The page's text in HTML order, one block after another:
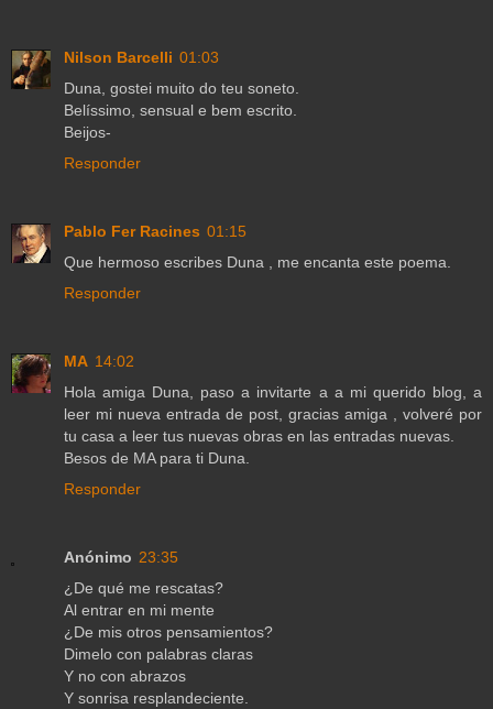
Nilson Barcelli 01:03
Duna, gostei muito do teu soneto.
Belíssimo, sensual e bem escrito.
Beijos-
Responder
Pablo Fer Racines 01:15
Que hermoso escribes Duna , me encanta este poema.
Responder
MA 14:02
Hola amiga Duna, paso a invitarte a a mi querido blog, a
leer mi nueva entrada de post, gracias amiga , volveré por
tu casa a leer tus nuevas obras en las entradas nuevas.
Besos de MA para ti Duna.
Responder
Anónimo 23:35
¿De qué me rescatas?
Al entrar en mi mente
¿De mis otros pensamientos?
Dimelo con palabras claras
Y no con abrazos
Y sonrisa resplandeciente.